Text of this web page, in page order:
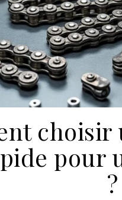
choisir
pour
?